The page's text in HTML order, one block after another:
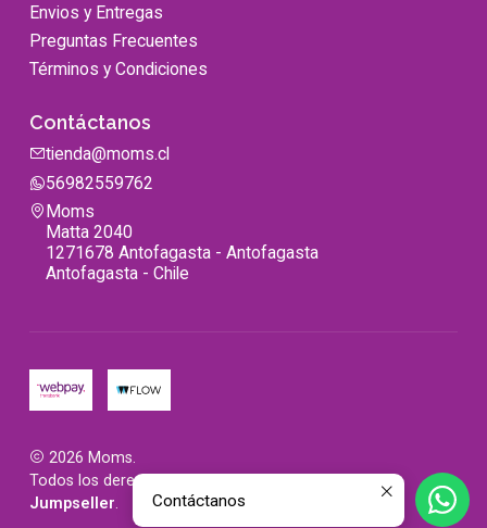
Envios y Entregas
Preguntas Frecuentes
Términos y Condiciones
Contáctanos
tienda@moms.cl
56982559762
Moms
Matta 2040
1271678 Antofagasta - Antofagasta
Antofagasta - Chile
2026 Moms.
Todos los derechos reservados.
Jumpseller. Contáctanos